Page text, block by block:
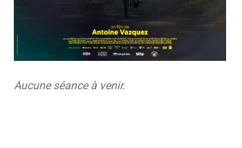
Aucune séance à venir.